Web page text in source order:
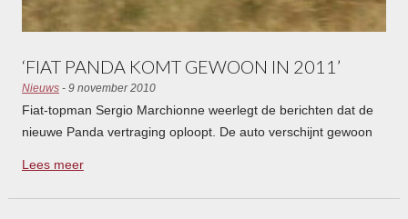
‘FIAT PANDA KOMT GEWOON IN 2011’
Nieuws- 9 november 2010
Fiat-topman Sergio Marchionne weerlegt de berichten dat de
nieuwe Panda vertraging oploopt. De auto verschijnt gewoon
News .
Lees meer